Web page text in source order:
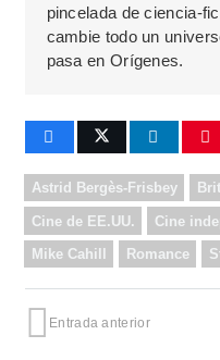
pincelada de ciencia-
cambie todo un
pasa en Orígenes.
Astrid Bergès-Frisbey
Cine de EE.UU. Cine
Mike Cahill Romance
Entrada anterior